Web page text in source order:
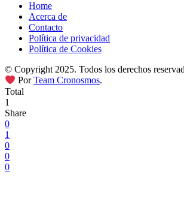
Home
Acerca de
Contacto
Política de privacidad
Política de Cookies
© Copyright 2025. Todos los derechos
PorTeam Cronosmos.
Total
1
Share
0
1
0
0
0